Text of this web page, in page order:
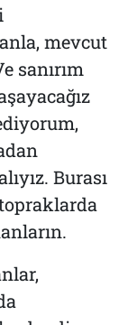
mevcut
sanırım
Burası